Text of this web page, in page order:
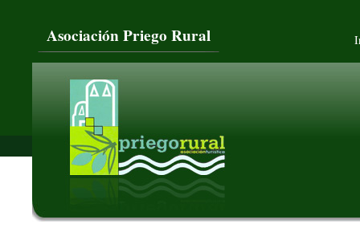
Asociación Priego Rural